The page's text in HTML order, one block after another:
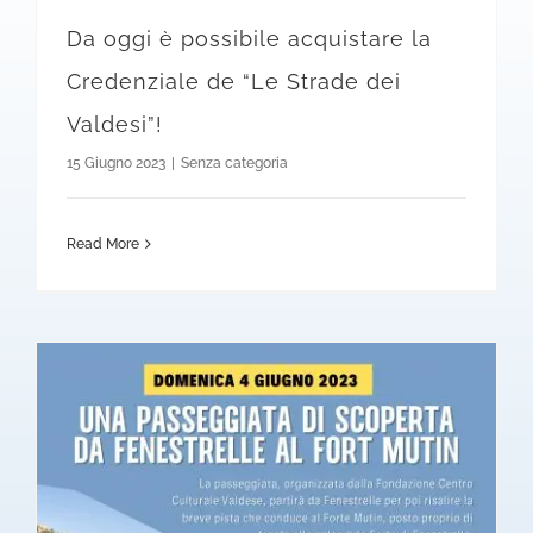
Da oggi è possibile acquistare la
Credenziale de “Le Strade dei
Valdesi”!
15 Giugno 2023 | Senza categoria
Read More